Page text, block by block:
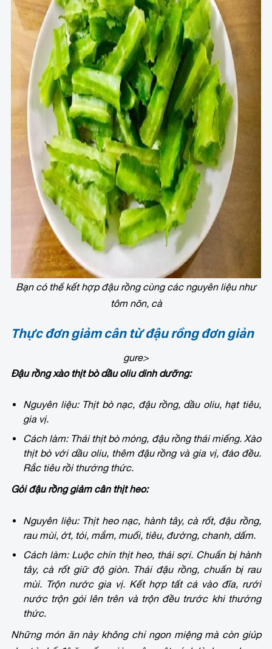
Bạn có thể kết hợp đậu rồng cùng các nguyên liệu như
tôm nõn, cà
Thực đơn giảm cân từ đậu rồng đơn giản
gure>
Đậu rồng xào thịt bò dầu oliu dinh dưỡng:
Nguyên liệu: Thịt bò nạc, đậu rồng, dầu oliu, hạt tiêu,
gia vị.
Cách làm: Thái thịt bò mỏng, đậu rồng thái miếng. Xào
thịt bò với dầu oliu, thêm đậu rồng và gia vị, đảo đều.
Rắc tiêu rồi thưởng thức.
Gỏi đậu rồng giảm cân thịt heo:
Nguyên liệu: Thịt heo nạc, hành tây, cà rốt, đậu rồng,
rau mùi, ớt, tỏi, mắm, muối, tiêu, đường, chanh, dấm.
Cách làm: Luộc chín thịt heo, thái sợi. Chuẩn bị hành
tây, cà rốt giữ độ giòn. Thái đậu rồng, chuẩn bị rau
mùi. Trộn nước gia vị. Kết hợp tất cả vào đĩa, rưới
nước trộn gỏi lên trên và trộn đều trước khi thưởng
thức.
Những món ăn này không chỉ ngon miệng mà còn giúp